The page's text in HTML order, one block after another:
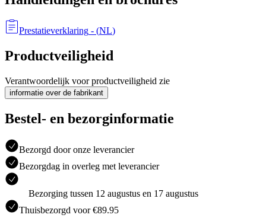
Prestatieverklaring - (NL)
Productveiligheid
Verantwoordelijk voor productveiligheid zie
informatie over de fabrikant
Bestel- en bezorginformatie
Bezorgd door onze leverancier
Bezorgdag in overleg met leverancier
Bezorging tussen 12 augustus en 17 augustus
Thuisbezorgd voor €89.95